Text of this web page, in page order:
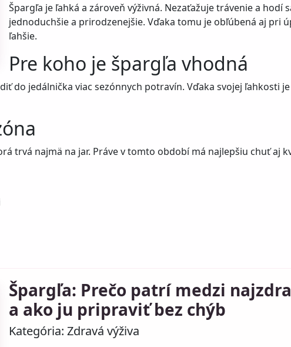
Špargľa je ľahká a zároveň výživná. Nezaťažuje trávenie a hodí
jednoduchšie a prirodzenejšie. Vďaka tomu je obľúbená aj pri
ľahšie.
Pre koho je špargľa vhodná
do jedálnička viac sezónnych potravín. Vďaka svojej ľahkosti
trvá najmä na jar. Práve v tomto období má najlepšiu chuť aj
Špargľa: Prečo patrí medzi
a ako ju pripraviť bez chýb
Kategória: Zdravá výživa